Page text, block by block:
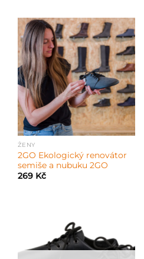
ŽENY
2GO Ekologický renovátor
semiše a nubuku 2GO
269 Kč